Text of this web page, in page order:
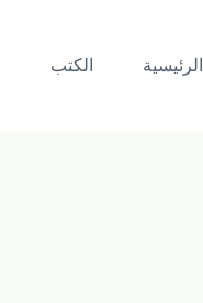
الرئيسية الكتب